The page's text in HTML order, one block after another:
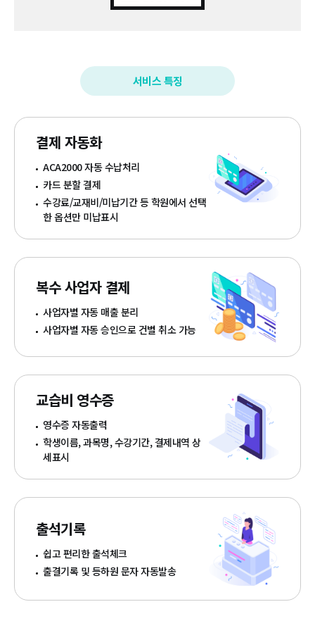
서비스 특징
결제 자동화
ACA2000 자동 수납처리
카드 분할 결제
수강료/교재비/미납기간 등 학원에서 선택
한 옵션만 미납표시
복수 사업자 결제
사업자별 자동 매출 분리
사업자별 자동 승인으로 건별 취소 가능
교습비 영수증
영수증 자동출력
학생이름, 과목명, 수강기간, 결제내역 상
세표시
출석기록
쉽고 편리한 출석체크
출결기록 및 등하원 문자 자동발송